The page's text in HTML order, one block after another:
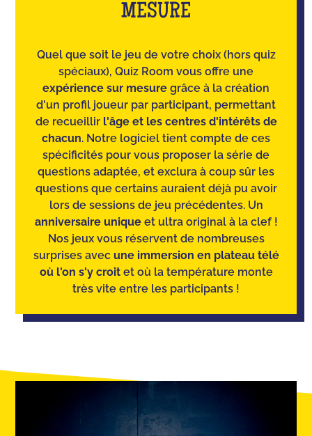
MESURE
Quel que soit le jeu de votre choix (hors quiz
spéciaux), Quiz Room vous offre une
expérience sur mesure grâce à la création
d'un profil joueur par participant, permettant
de recueillir l'âge et les centres d'intérêts de
chacun. Notre logiciel tient compte de ces
spécificités pour vous proposer la série de
questions adaptée, et exclura à coup sûr les
questions que certains auraient déjà pu avoir
lors de sessions de jeu précédentes. Un
anniversaire uniqueet ultra original à la clef !
Nos jeux vous réservent de nombreuses
surprises avec une immersion en plateau télé
où l'on s'y croitet où la température monte
très vite entre les participants !